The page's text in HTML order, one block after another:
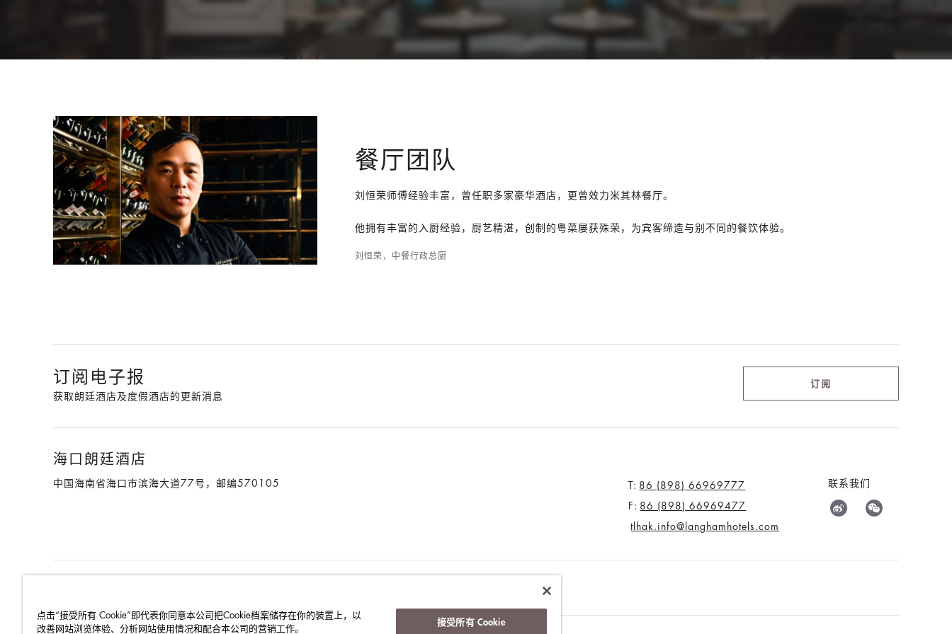
餐厅团队
刘恒荣师傅经验丰富，曾任职多家豪华酒店，更曾效力米其林餐厅。
他拥有丰富的入厨经验，厨艺精湛，创制的粤菜屡获殊荣，为宾客缔造与别不同的餐饮体验。
刘恒荣，中餐行政总厨
订阅电子报
获取朗廷酒店及度假酒店的更新消息
订阅
海口朗廷酒店
中国海南省海口市滨海大道77号，邮编570105 T: 86 (898) 66969777
F: 86 (898) 66969477
tlhak.info@langhamhotels.com
联系我们
点击“接受所有 Cookie”即代表你同意本公司把Cookie档案储存在你的装置上，以
改善网站浏览体验、分析网站使用情况和配合本公司的营销工作。
接受所有 Cookie